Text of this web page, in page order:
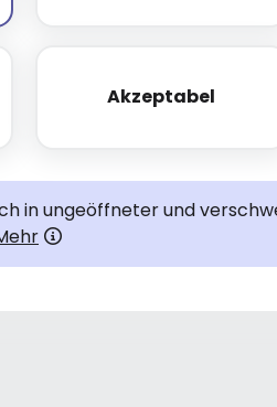
Akzeptabel
Akzeptabel
in ungeöffneter und